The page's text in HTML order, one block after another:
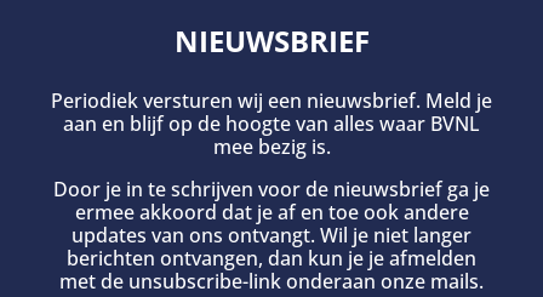
NIEUWSBRIEF
Periodiek versturen wij een nieuwsbrief. Meld je
aan en blijf op de hoogte van alles waar BVNL
mee bezig is.
Door je in te schrijven voor de nieuwsbrief ga je
ermee akkoord dat je af en toe ook andere
updates van ons ontvangt. Wil je niet langer
berichten ontvangen, dan kun je je afmelden
met de unsubscribe-link onderaan onze mails.